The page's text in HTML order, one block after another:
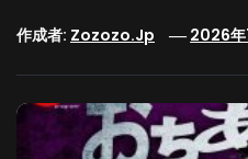
作成者: Zozozo.jp 2026年